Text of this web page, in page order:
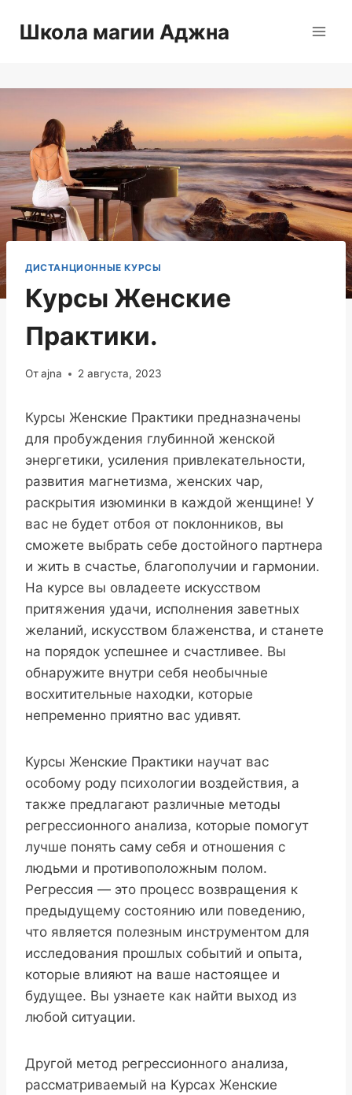
Школа магии Аджна
ДИСТАНЦИОННЫЕ КУРСЫ
Курсы Женские
Практики.
Отajna 2 августа, 2023
Курсы Женские Практики предназначены
для пробуждения глубинной женской
энергетики, усиления привлекательности,
развития магнетизма, женских чар,
раскрытия изюминки в каждой женщине! У
вас не будет отбоя от поклонников, вы
сможете выбрать себе достойного партнера
и жить в счастье, благополучии и гармонии.
На курсе вы овладеете искусством
притяжения удачи, исполнения заветных
желаний, искусством блаженства, и станете
на порядок успешнее и счастливее. Вы
обнаружите внутри себя необычные
восхитительные находки, которые
непременно приятно вас удивят.
Курсы Женские Практики научат вас
особому роду психологии воздействия, а
также предлагают различные методы
регрессионного анализа, которые помогут
лучше понять саму себя и отношения с
людьми и противоположным полом.
Регрессия — это процесс возвращения к
предыдущему состоянию или поведению,
что является полезным инструментом для
исследования прошлых событий и опыта,
которые влияют на ваше настоящее и
будущее. Вы узнаете как найти выход из
любой ситуации.
Другой метод регрессионного анализа,
рассматриваемый на Курсах Женские